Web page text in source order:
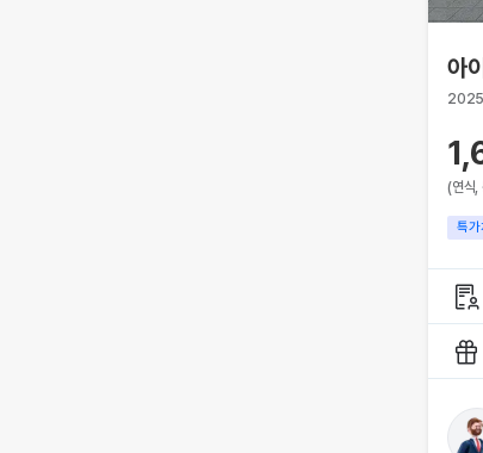
아
2025
(연식,
특가